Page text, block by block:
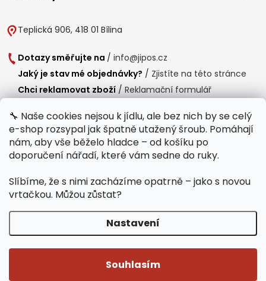
🔧 Naše cookies nejsou k jídlu, ale bez nich by se celý
e-shop rozsypal jak špatně utažený šroub. Pomáhají
nám, aby vše běželo hladce – od košíku po
doporučení nářadí, které vám sedne do ruky.
Slíbíme, že s nimi zacházíme opatrně – jako s novou
vrtačkou. Můžou zůstat?
Nastavení
Souhlasím
Teplická 906, 418 01 Bílina
Dotazy směřujte na / info@jipos.cz
Jaký je stav mé objednávky? / Zjistíte na této stránce
Chci reklamovat zboží / Reklamační formulář
Provozní doba
Po-Čt /
8:00 - 15:00
Polední přestávka /11:00 - 11:30
Běží na Shoptet Premium/Webdesign mi-ma.cz
Copyright 2026Jipos.cz. Všechna práva vyhrazena.Upravit nastavení
cookies